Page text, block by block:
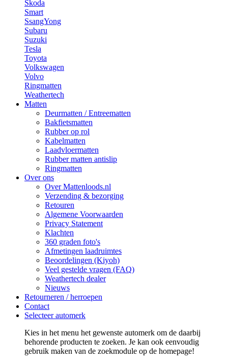
Skoda
Smart
SsangYong
Subaru
Suzuki
Tesla
Toyota
Volkswagen
Volvo
Ringmatten
Weathertech
Matten
Deurmatten / Entreematten
Bakfietsmatten
Rubber op rol
Kabelmatten
Laadvloermatten
Rubber matten antislip
Ringmatten
Over ons
Over Mattenloods.nl
Verzending & bezorging
Retouren
Algemene Voorwaarden
Privacy Statement
Klachten
360 graden foto's
Afmetingen laadruimtes
Beoordelingen (Kiyoh)
Veel gestelde vragen (FAQ)
Weathertech dealer
Nieuws
Retourneren / herroepen
Contact
Selecteer automerk
Kies in het menu het gewenste automerk om de daarbij
behorende producten te zoeken. Je kan ook eenvoudig
gebruik maken van de zoekmodule op de homepage!